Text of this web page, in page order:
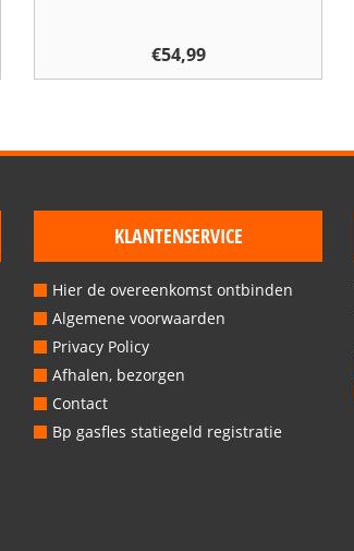
€54,99
KLANTENSERVICE
Hier de overeenkomst ontbinden
Algemene voorwaarden
Privacy Policy
Afhalen, bezorgen
Contact
Bp gasfles statiegeld registratie